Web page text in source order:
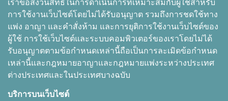
เราขอสงวนสิทธิ์ในการดำเนินการที่เหมาะสมกับผู้ใช้สำหรับ
การใช้งานเว็บไซต์โดยไม่ได้รับอนุญาต รวมถึงการชดใช้ทาง
แพ่ง อาญา และคำสั่งห้าม และการยุติการใช้งานเว็บไซต์ของ
ผู้ใช้ การใช้เว็บไซต์และระบบคอมพิวเตอร์ของเราโดยไม่ได้
รับอนุญาตตามข้อกำหนดเหล่านี้ถือเป็นการละเมิดข้อกำหนด
เหล่านี้และกฎหมายอาญาและกฎหมายแพ่งระหว่างประเทศ
ต่างประเทศและในประเทศบางฉบับ
บริการบนเว็บไซต์